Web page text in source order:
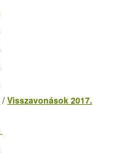
/ Visszavonások 2017.